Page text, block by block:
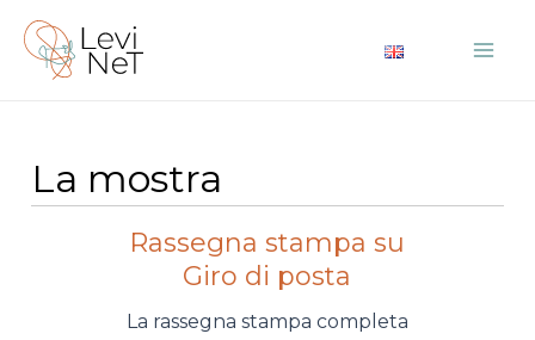
contenuto
La mostra
Rassegna stampa su
Giro di posta
La rassegna stampa completa